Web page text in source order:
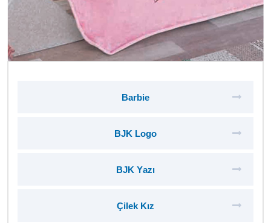
Barbie
BJK Logo
BJK Yazı
Çilek Kız